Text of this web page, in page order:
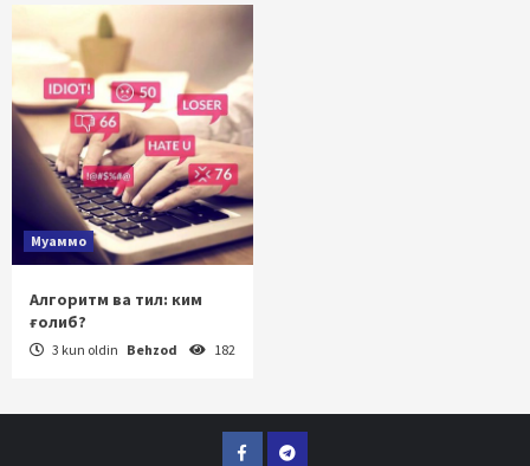
Муаммо
Алгоритм ва тил: ким
ғолиб?
3 kun oldin Behzod 182
FacebookTelegram